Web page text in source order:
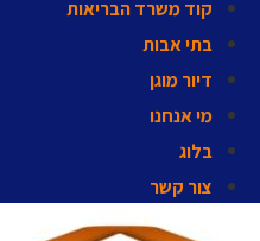
קוד משרד הבריאות
בתי אבות
דיור מוגן
מי אנחנו
בלוג
צור קשר